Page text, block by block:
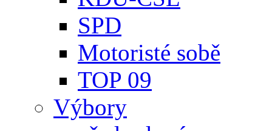
SPD
Motoristé sobě
TOP 09
Výbory